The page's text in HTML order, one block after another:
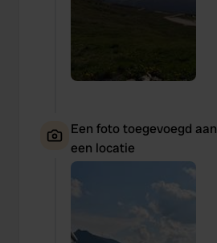
Een foto toegevoegd aan
een locatie